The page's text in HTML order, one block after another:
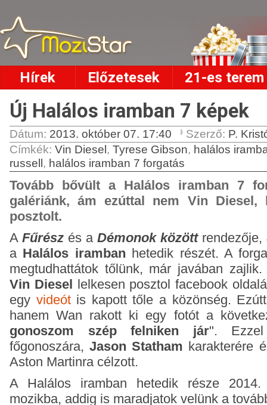
Hírek Előzetesek 21-es terem
Új Halálos iramban 7 képek
Dátum: 2013. október 07. 17:40 Szerző: P.
Címkék: Vin Diesel , Tyrese Gibson, halálos
russell , halálos iramban 7 forgatás
Tovább bővült a Halálos iramban 7
galériánk, ám ezúttal nem Vin Diesel,
posztolt.
A Fűrész és a Démonok közöttrendezője,
a Halálos iramban hetedik részét. A
megtudhattátok tőlünk, már javában
Vin Diesel lelkesen posztol facebook
egy videótis kapott tőle a közönség.
hanem Wan rakott ki egy fotót a
gonoszom szép felniken jár".
főgonoszára,Jason Statham karakterére
Aston Martinra célzott.
A Halálos iramban hetedik része
mozikba, addig is maradjatok velünk a